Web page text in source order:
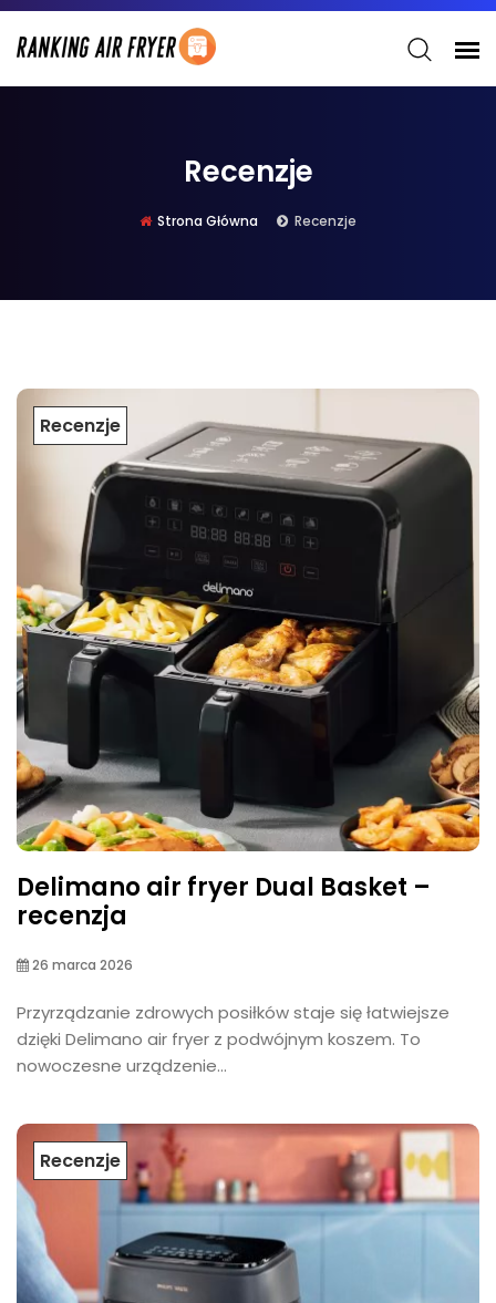
Recenzje
Strona Główna Recenzje
Recenzje
Delimano air fryer Dual Basket –
recenzja
26 marca 2026
Przyrządzanie zdrowych posiłków staje się łatwiejsze
dzięki Delimano air fryer z podwójnym koszem. To
nowoczesne urządzenie...
Recenzje